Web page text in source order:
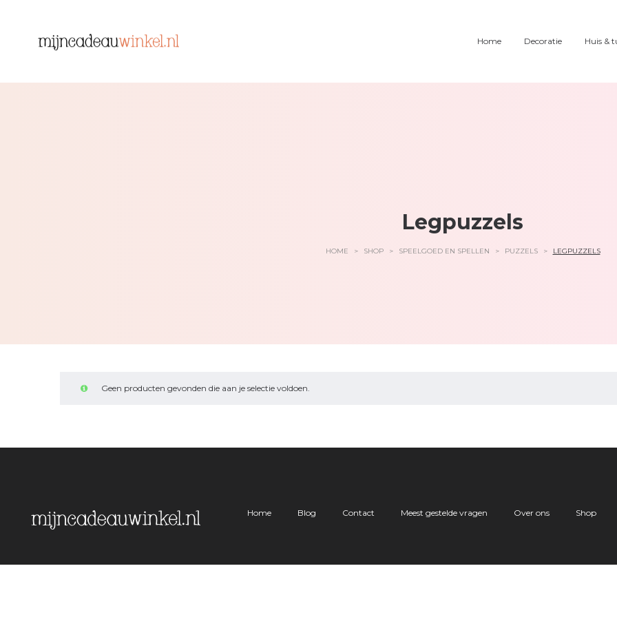
Home Decoratie Huis &
Legpuzzels
HOME > SHOP > SPEELGOED EN SPELLEN > PUZZELS > LEGPUZZELS
Geen producten gevonden die aan je selectie voldoen.
Home Blog Contact Meest gestelde vragen Over ons Shop